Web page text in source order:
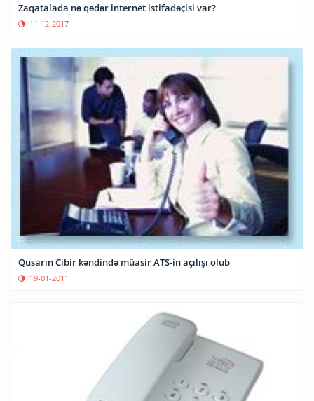
Zaqatalada nə qədər internet istifadəçisi var?
11-12-2017
Qusarın Cibir kəndində müasir ATS-in açılışı olub
19-01-2011